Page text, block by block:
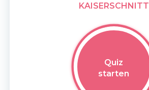
KAISERSCHNITT
Quiz
starten